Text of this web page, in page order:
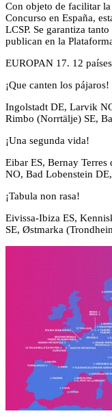
Con objeto de facilitar
Concurso en España,
LCSP. Se garantiza
publican en la
EUROPAN 17. 12
¡Que canten los pájaros!
Ingolstadt DE, Larvik
Rimbo (Norrtälje) SE,
¡Una segunda vida!
Eibar ES, Bernay
NO, Bad Lobenstein
¡Tabula non rasa!
Eivissa-Ibiza ES,
SE, Østmarka